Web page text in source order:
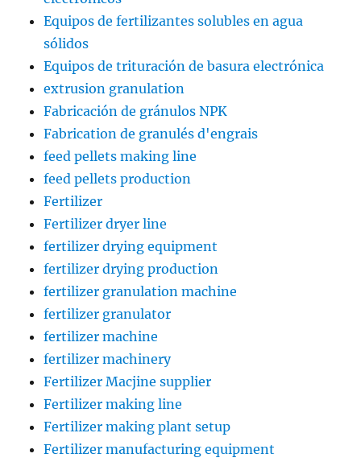
Equipos de fertilizantes solubles en agua
sólidos
Equipos de trituración de basura electrónica
extrusion granulation
Fabricación de gránulos NPK
Fabrication de granulés d'engrais
feed pellets making line
feed pellets production
Fertilizer
Fertilizer dryer line
fertilizer drying equipment
fertilizer drying production
fertilizer granulation machine
fertilizer granulator
fertilizer machine
fertilizer machinery
Fertilizer Macjine supplier
Fertilizer making line
Fertilizer making plant setup
Fertilizer manufacturing equipment